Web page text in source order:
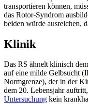
transportieren können,
das Rotor-Syndrom
beiden würde ausreichen,
Klinik
Das RS ähnelt klinisch dem
auf eine milde Gelbsucht
Normgrenze), der in der
dem 20. Lebensjahr
Untersuchung kein